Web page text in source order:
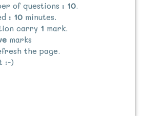
of questions : 10.
: 10 minutes.
carry 1 mark.
marks
the page.
:-)